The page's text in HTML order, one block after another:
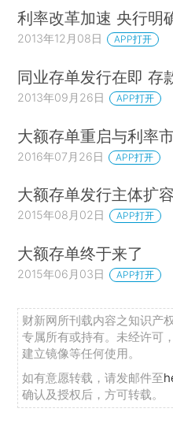
利率改革加速 央行明
2013年12月08日 APP打开
同业存单发行在即 存
2013年09月26日 APP打开
大额存单重启与利率
2016年07月26日 APP打开
大额存单发行主体扩
2015年08月02日 APP打开
大额存单终于来了
2015年06月03日 APP打开
财新网所刊载内容之知识产
专属所有或持有。未经许可
建立镜像等任何使用。
如有意愿转载，请发邮件至
确认及授权后，方可转载。